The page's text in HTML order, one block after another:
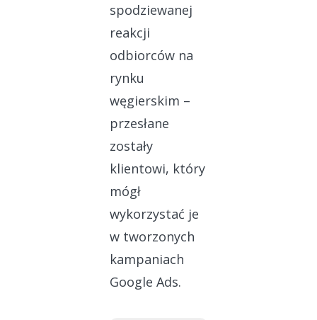
spodziewanej
reakcji
odbiorców na
rynku
węgierskim –
przesłane
zostały
klientowi, który
mógł
wykorzystać je
w tworzonych
kampaniach
Google Ads.